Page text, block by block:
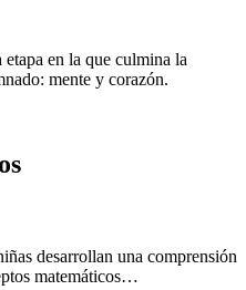
en la que culmina la
mente y corazón.
desarrollan una comprensión
matemáticos…